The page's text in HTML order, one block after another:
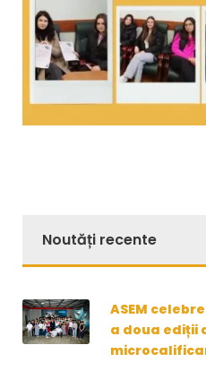
Noutăți recente
ASEM
a doua ediții